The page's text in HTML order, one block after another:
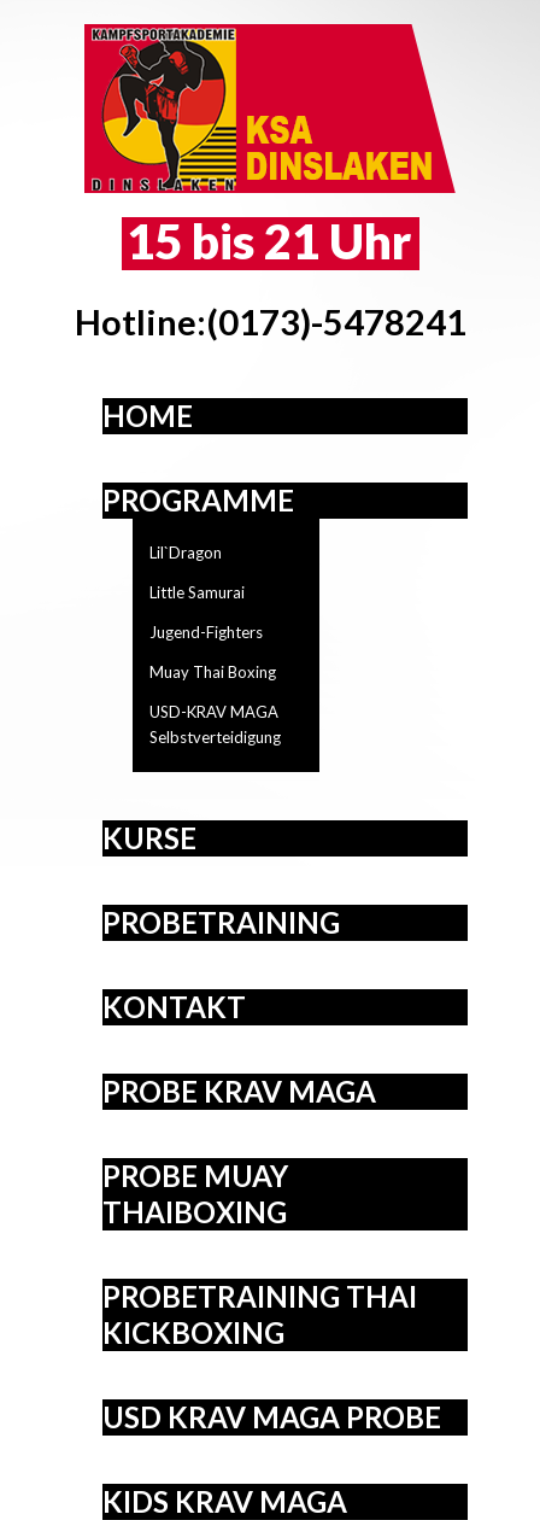
15 bis 21 Uhr
Hotline:(0173)-5478241
HOME
PROGRAMME
Lil`Dragon
Little Samurai
Jugend-Fighters
Muay Thai Boxing
USD-KRAV MAGA
Selbstverteidigung
KURSE
PROBETRAINING
KONTAKT
PROBE KRAV MAGA
PROBE MUAY
THAIBOXING
PROBETRAINING THAI
KICKBOXING
USD KRAV MAGA PROBE
KIDS KRAV MAGA